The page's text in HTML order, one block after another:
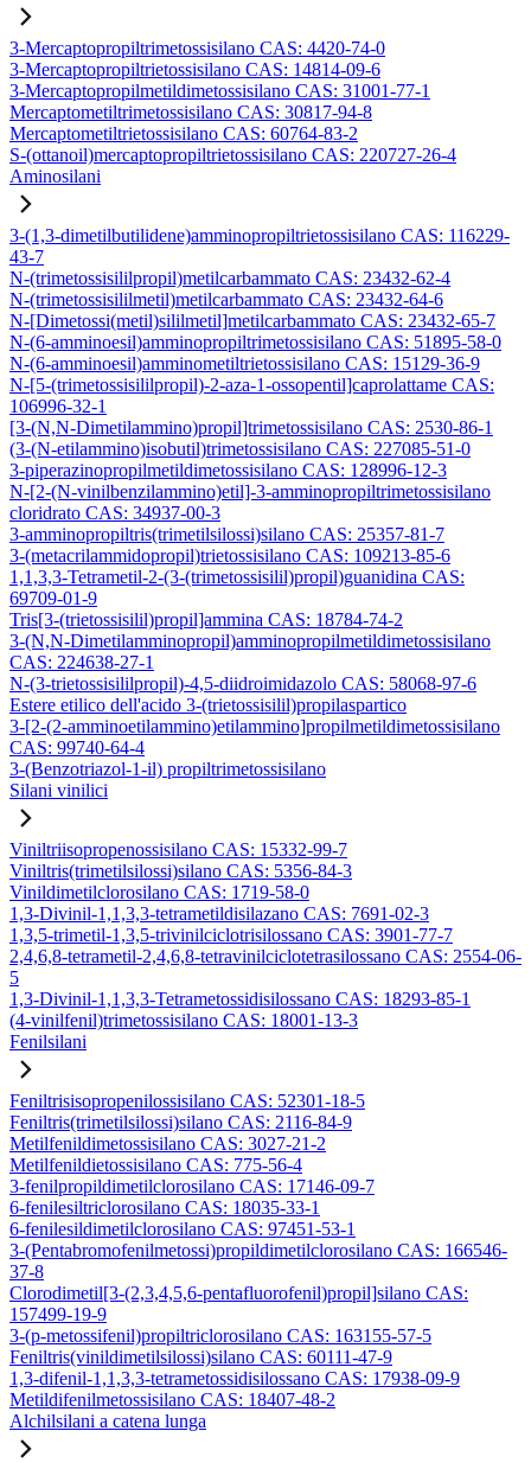
3-Mercaptopropiltrimetossisilano CAS: 4420-74-0
3-Mercaptopropiltrietossisilano CAS: 14814-09-6
3-Mercaptopropilmetildimetossisilano CAS: 31001-77-1
Mercaptometiltrimetossisilano CAS: 30817-94-8
Mercaptometiltrietossisilano CAS: 60764-83-2
S-(ottanoil)mercaptopropiltrietossisilano CAS: 220727-26-4
Aminosilani
3-(1,3-dimetilbutilidene)amminopropiltrietossisilano CAS: 116229-
43-7
N-(trimetossisililpropil)metilcarbammato CAS: 23432-62-4
N-(trimetossisililmetil)metilcarbammato CAS: 23432-64-6
N-[Dimetossi(metil)sililmetil]metilcarbammato CAS: 23432-65-7
N-(6-amminoesil)amminopropiltrimetossisilano CAS: 51895-58-0
N-(6-amminoesil)amminometiltrietossisilano CAS: 15129-36-9
N-[5-(trimetossisililpropil)-2-aza-1-ossopentil]caprolattame CAS:
106996-32-1
[3-(N,N-Dimetilammino)propil]trimetossisilano CAS: 2530-86-1
(3-(N-etilammino)isobutil)trimetossisilano CAS: 227085-51-0
3-piperazinopropilmetildimetossisilano CAS: 128996-12-3
N-[2-(N-vinilbenzilammino)etil]-3-amminopropiltrimetossisilano
cloridrato CAS: 34937-00-3
3-amminopropiltris(trimetilsilossi)silano CAS: 25357-81-7
3-(metacrilammidopropil)trietossisilano CAS: 109213-85-6
1,1,3,3-Tetrametil-2-(3-(trimetossisilil)propil)guanidina CAS:
69709-01-9
Tris[3-(trietossisilil)propil]ammina CAS: 18784-74-2
3-(N,N-Dimetilamminopropil)amminopropilmetildimetossisilano
CAS: 224638-27-1
N-(3-trietossisililpropil)-4,5-diidroimidazolo CAS: 58068-97-6
Estere etilico dell'acido 3-(trietossisilil)propilaspartico
3-[2-(2-amminoetilammino)etilammino]propilmetildimetossisilano
CAS: 99740-64-4
3-(Benzotriazol-1-il) propiltrimetossisilano
Silani vinilici
Viniltriisopropenossisilano CAS: 15332-99-7
Viniltris(trimetilsilossi)silano CAS: 5356-84-3
Vinildimetilclorosilano CAS: 1719-58-0
1,3-Divinil-1,1,3,3-tetrametildisilazano CAS: 7691-02-3
1,3,5-trimetil-1,3,5-trivinilciclotrisilossano CAS: 3901-77-7
2,4,6,8-tetrametil-2,4,6,8-tetravinilciclotetrasilossano CAS: 2554-06-
5
1,3-Divinil-1,1,3,3-Tetrametossidisilossano CAS: 18293-85-1
(4-vinilfenil)trimetossisilano CAS: 18001-13-3
Fenilsilani
Feniltrisisopropenilossisilano CAS: 52301-18-5
Feniltris(trimetilsilossi)silano CAS: 2116-84-9
Metilfenildimetossisilano CAS: 3027-21-2
Metilfenildietossisilano CAS: 775-56-4
3-fenilpropildimetilclorosilano CAS: 17146-09-7
6-fenilesiltriclorosilano CAS: 18035-33-1
6-fenilesildimetilclorosilano CAS: 97451-53-1
3-(Pentabromofenilmetossi)propildimetilclorosilano CAS: 166546-
37-8
Clorodimetil[3-(2,3,4,5,6-pentafluorofenil)propil]silano CAS:
157499-19-9
3-(p-metossifenil)propiltriclorosilano CAS: 163155-57-5
Feniltris(vinildimetilsilossi)silano CAS: 60111-47-9
1,3-difenil-1,1,3,3-tetrametossidisilossano CAS: 17938-09-9
Metildifenilmetossisilano CAS: 18407-48-2
Alchilsilani a catena lunga